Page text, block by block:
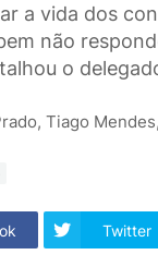
a vida dos
não
o
Tiago
Twitter